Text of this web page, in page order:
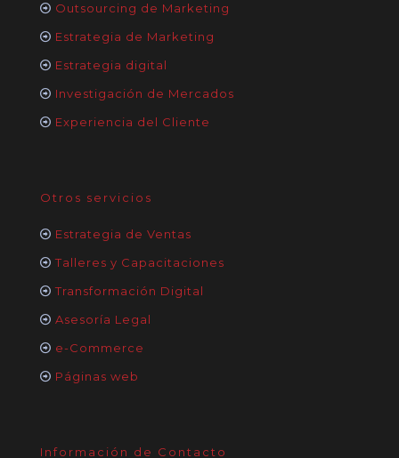
Outsourcing de Marketing
Estrategia de Marketing
Estrategia digital
Investigación de Mercados
Experiencia del Cliente
Otros servicios
Estrategia de Ventas
Talleres y Capacitaciones
Transformación Digital
Asesoría Legal
e-Commerce
Páginas web
Información de Contacto